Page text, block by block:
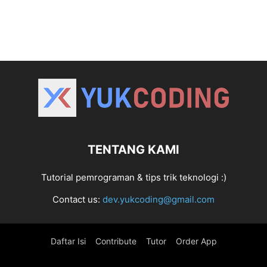
TENTANG KAMI
Tutorial pemrograman & tips trik teknologi :)
Contact us: dev.yukcoding@gmail.com
Daftar Isi Contribute Tutor Order App